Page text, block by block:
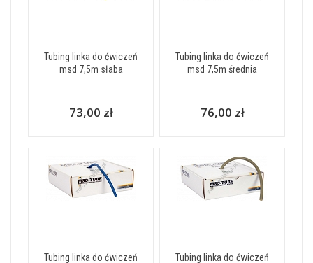
Tubing linka do ćwiczeń
msd 7,5m słaba
73,00 zł
Tubing linka do ćwiczeń
msd 7,5m średnia
76,00 zł
Tubing linka do ćwiczeń Tubing linka do ćwiczeń